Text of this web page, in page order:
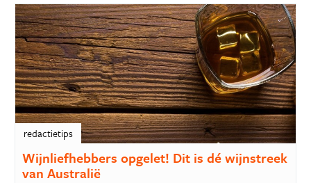
redactietips
Wijnliefhebbers opgelet! Dit is dé wijnstreek
van Australië